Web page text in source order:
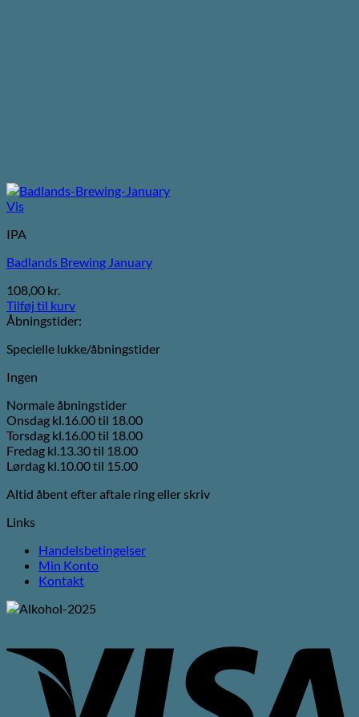
Vis
IPA
Badlands Brewing January
108,00 kr.
Tilføj til kurv
Åbningstider:
Specielle lukke/åbningstider
Ingen
Normale åbningstider
Onsdag kl.16.00 til 18.00
Torsdag kl.16.00 til 18.00
Fredag kl.13.30 til 18.00
Lørdag kl.10.00 til 15.00
Altid åbent efter aftale ring eller skriv
Links
Handelsbetingelser
Min Konto
Kontakt